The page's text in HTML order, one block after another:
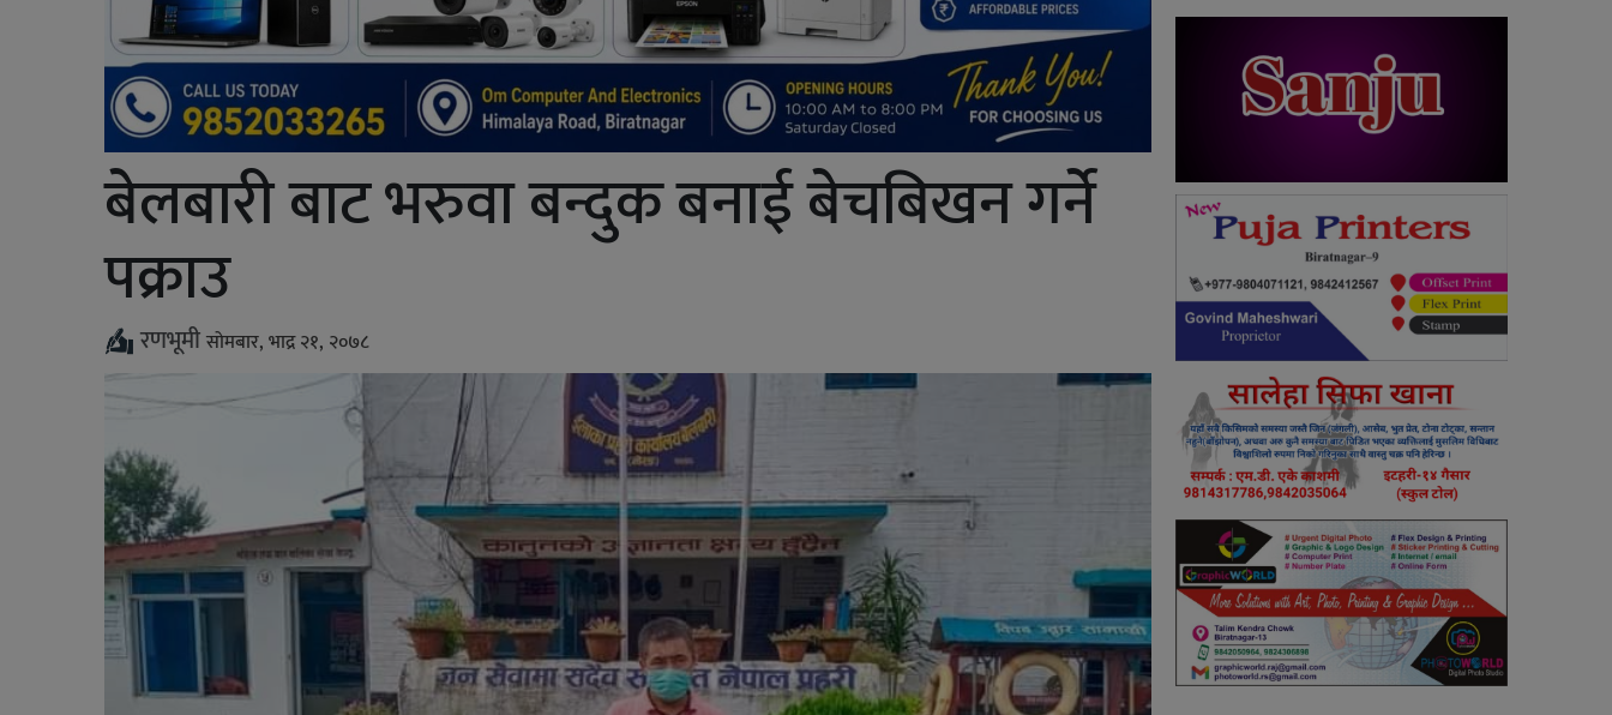
बेलबारी बाट भरुवा बन्दुक बनाई बेचबिखन गर्ने
पक्राउ
रणभूमीसोमबार, भाद्र २१, २०७८